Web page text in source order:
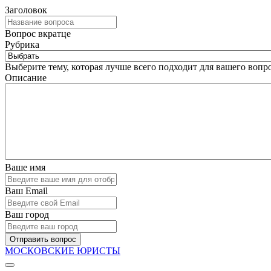
Заголовок
Вопрос вкратце
Рубрика
Выберите тему, которая лучше всего подходит для вашего
Описание
Ваше имя
Ваш Email
Ваш город
Отправить вопрос
МОСКОВСКИЕ ЮРИСТЫ